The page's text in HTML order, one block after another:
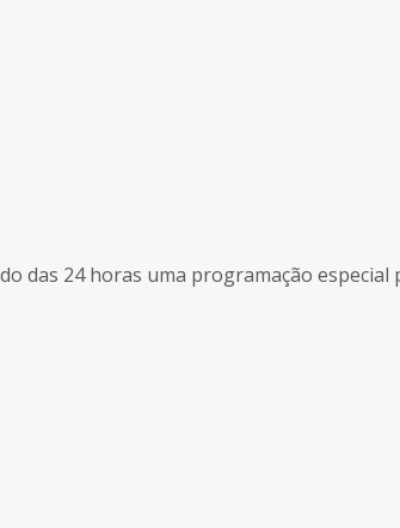
das 24 horas uma programação especial